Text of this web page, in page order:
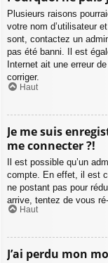
Plusieurs raisons
votre nom d’utilisateur
sont, contactez un
pas été banni. Il est
Internet ait une erreur
corriger.
Haut
Je me suis
me connecter ?!
Il est possible qu’un
compte. En effet, il est
ne postant pas pour
arrive, tentez de vous
Haut
J’ai perdu mon